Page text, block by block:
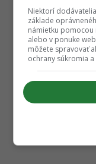
Niektorí
základe
námietku pomocou
alebo v ponuke
môžete spravovať
ochrany súkromia